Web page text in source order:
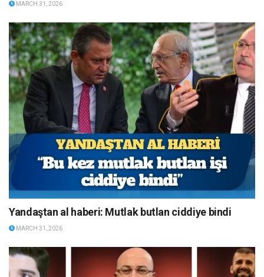
MARCH 31, 2026
Yandaştan al haberi: Mutlak butlan ciddiye bindi
MARCH 31, 2026